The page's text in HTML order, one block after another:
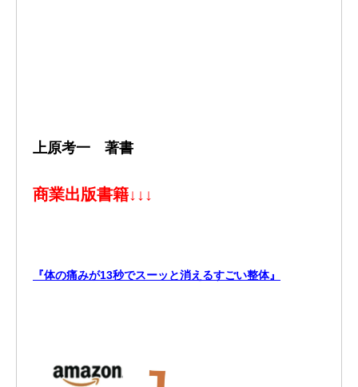
上原考一 著書
商業出版書籍↓↓↓
『体の痛みが13秒でスーッと消えるすごい整体』